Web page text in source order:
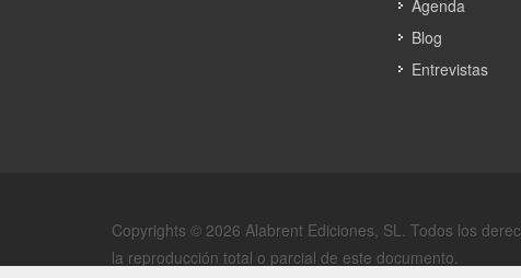
Agenda
Blog
Entrevistas
Copyrights © 2026 Alabrent Ediciones, SL. Todos los
la reproducción total o parcial de este documento.